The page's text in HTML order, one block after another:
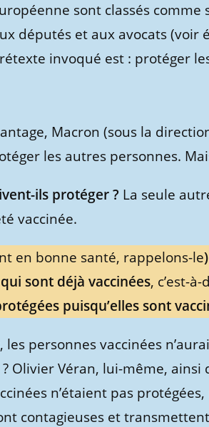
sont classés
députés et aux avocats (voir
invoqué est : protéger
Macron (sous la
les autres personnes.
ils protéger ? La seule
vaccinée.
en bonne santé, rappelons-le
sont déjà vaccinées, c’est-à-
puisqu’elles sont
personnes vaccinées
Olivier Véran, lui-même, ainsi
n’étaient pas
contagieuses et